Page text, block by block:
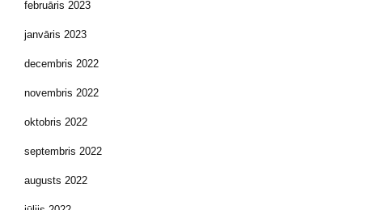
februāris 2023
janvāris 2023
decembris 2022
novembris 2022
oktobris 2022
septembris 2022
augusts 2022